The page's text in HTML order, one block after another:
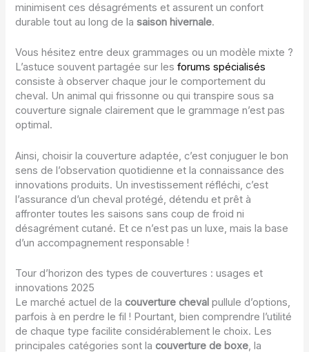
minimisent ces désagréments et assurent un confort
durable tout au long de lasaison hivernale.
Vous hésitez entre deux grammages ou un modèle mixte ?
L’astuce souvent partagée sur lesforums spécialisés
consiste à observer chaque jour le comportement du
cheval. Un animal qui frissonne ou qui transpire sous sa
couverture signale clairement que le grammage n’est pas
optimal.
Ainsi, choisir la couverture adaptée, c’est conjuguer le bon
sens de l’observation quotidienne et la connaissance des
innovations produits. Un investissement réfléchi, c’est
l’assurance d’un cheval protégé, détendu et prêt à
affronter toutes les saisons sans coup de froid ni
désagrément cutané. Et ce n’est pas un luxe, mais la base
d’un accompagnement responsable !
Tour d’horizon des types de couvertures : usages et
innovations 2025
Le marché actuel de lacouverture cheval pullule d’options,
parfois à en perdre le fil ! Pourtant, bien comprendre l’utilité
de chaque type facilite considérablement le choix. Les
principales catégories sont lacouverture de boxe, la